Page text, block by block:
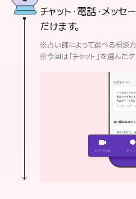
チャット・電話・メッ
だけます。
※占い師によって選べる相談
※今回は「チャット」を選んだ